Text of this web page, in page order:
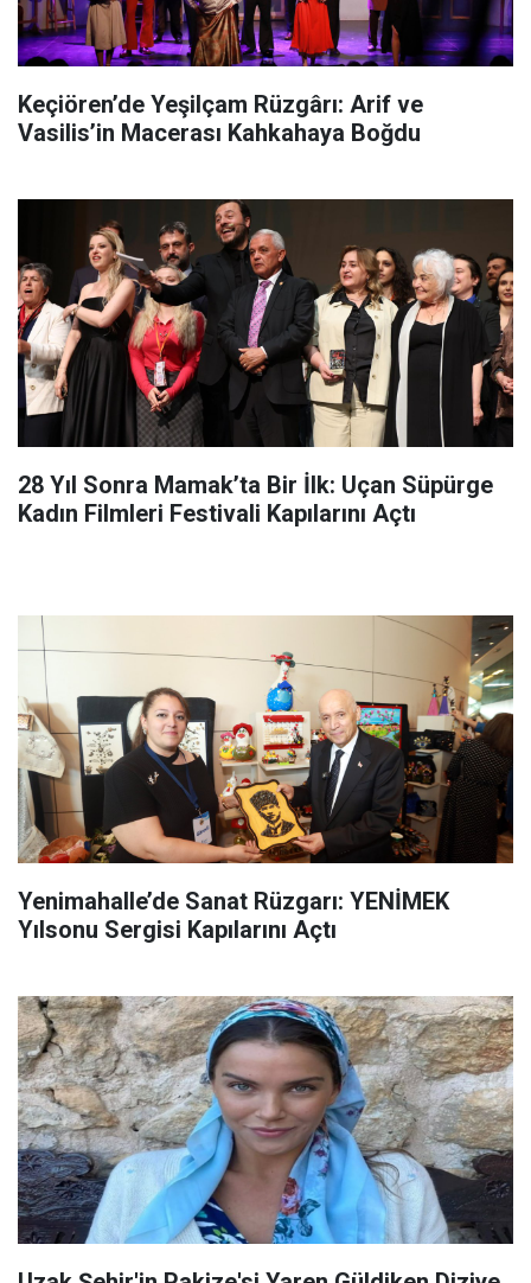
Keçiören’de Yeşilçam Rüzgârı: Arif ve
Vasilis’in Macerası Kahkahaya Boğdu
28 Yıl Sonra Mamak’ta Bir İlk: Uçan Süpürge
Kadın Filmleri Festivali Kapılarını Açtı
Yenimahalle’de Sanat Rüzgarı: YENİMEK
Yılsonu Sergisi Kapılarını Açtı